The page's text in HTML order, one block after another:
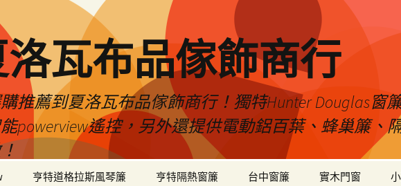
瓦布品傢飾商行
推薦到夏洛瓦布品傢飾商行！獨特Hunter Douglas窗
powerview遙控，另外還提供電動鋁百葉、蜂巢簾、
亨特道格拉斯風琴簾 亨特隔熱窗簾 台中窗簾 實木門窗